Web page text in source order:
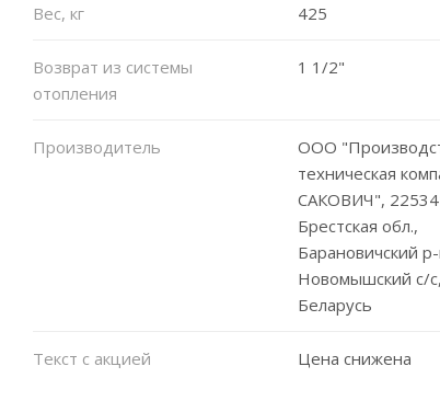
Вес, кг 425
Возврат из системы
отопления
1 1/2"
Производитель
ООО
техническая
САКОВИЧ",
Брестская обл.,
Барановичский
Новомышский с/
Беларусь
Текст с акцией Цена снижена